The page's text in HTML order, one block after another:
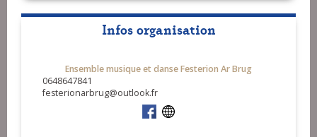
Infos organisation
Ensemble musique et danse Festerion Ar Brug
0648647841
festerionarbrug@outlook.fr